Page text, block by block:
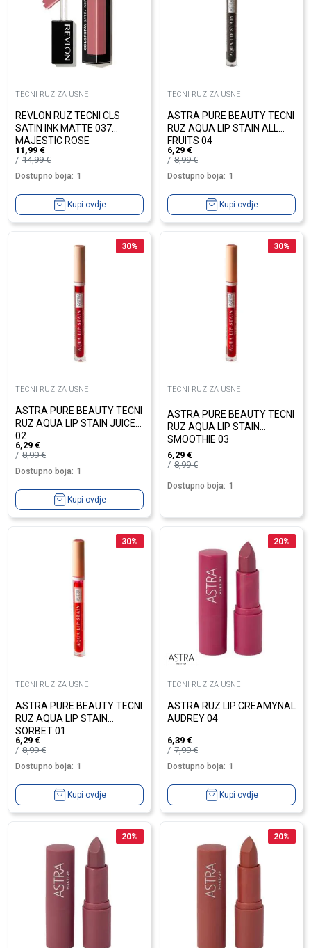
TECNI RUZ ZA USNE
REVLON RUZ TECNI CLS
SATIN INK MATTE 037
MAJESTIC ROSE
11,99 €
14,99€
Dostupno boja: 1
Kupi ovdje
TECNI RUZ ZA USNE
ASTRA PURE BEAUTY TECNI
RUZ AQUA LIP STAIN ALL
FRUITS 04
6,29 €
8,99€
Dostupno boja: 1
Kupi ovdje
30%
TECNI RUZ ZA USNE
ASTRA PURE BEAUTY TECNI
RUZ AQUA LIP STAIN JUICE
02
6,29 €
8,99€
Dostupno boja: 1
Kupi ovdje
30%
TECNI RUZ ZA USNE
ASTRA PURE BEAUTY TECNI
RUZ AQUA LIP STAIN
SMOOTHIE 03
6,29 €
8,99€
Dostupno boja: 1
30%
TECNI RUZ ZA USNE
ASTRA PURE BEAUTY TECNI
RUZ AQUA LIP STAIN
SORBET 01
6,29 €
8,99€
Dostupno boja: 1
Kupi ovdje
20%
TECNI RUZ ZA USNE
ASTRA RUZ LIP CREAMYNAL
AUDREY 04
6,39 €
7,99€
Dostupno boja: 1
Kupi ovdje
20% 20%